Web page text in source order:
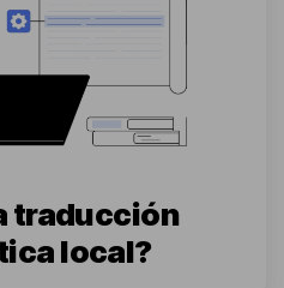
traducción
local?